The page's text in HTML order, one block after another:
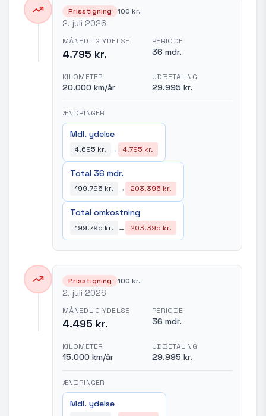
Prisstigning 100 kr.
2. juli 2026
MÅNEDLIG YDELSE
4.795 kr.
PERIODE
36 mdr.
KILOMETER
20.000 km/år
UDBETALING
29.995 kr.
ÆNDRINGER
Mdl. ydelse
4.695 kr. → 4.795 kr.
Total 36 mdr.
199.795 kr. → 203.395 kr.
Total omkostning
199.795 kr. → 203.395 kr.
Prisstigning 100 kr.
2. juli 2026
MÅNEDLIG YDELSE
4.495 kr.
PERIODE
36 mdr.
KILOMETER
15.000 km/år
UDBETALING
29.995 kr.
ÆNDRINGER
Mdl. ydelse